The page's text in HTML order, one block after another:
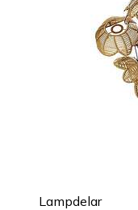
Lampdelar